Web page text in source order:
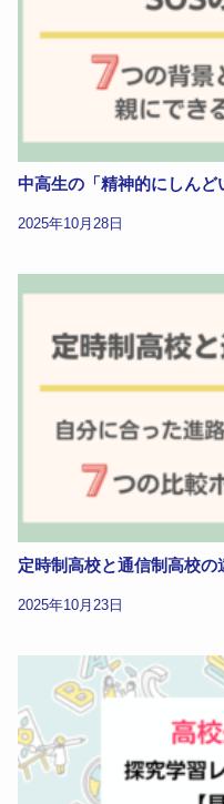
中高生の「精神的にしん
2025年10月28日
定時制高校と通信制高校
2025年10月23日